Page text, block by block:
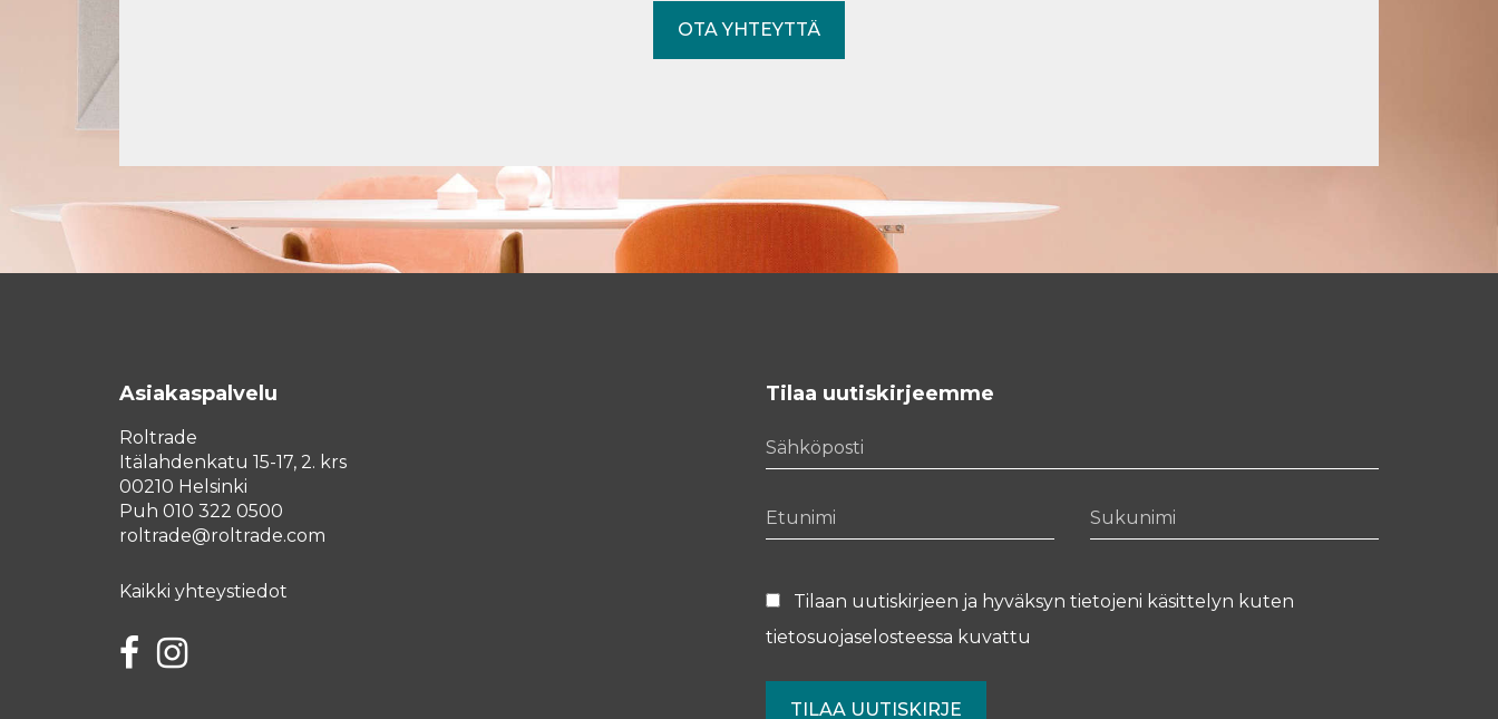
OTA YHTEYTTÄ
Asiakaspalvelu
Roltrade
Itälahdenkatu 15-17, 2. krs
00210 Helsinki
Puh 010 322 0500
roltrade@roltrade.com
Kaikki yhteystiedot
FacebookInstagram
Tilaa uutiskirjeemme
Tilaan uutiskirjeen ja hyväksyn tietojeni käsittelyn kuten
tietosuojaselosteessa kuvattu